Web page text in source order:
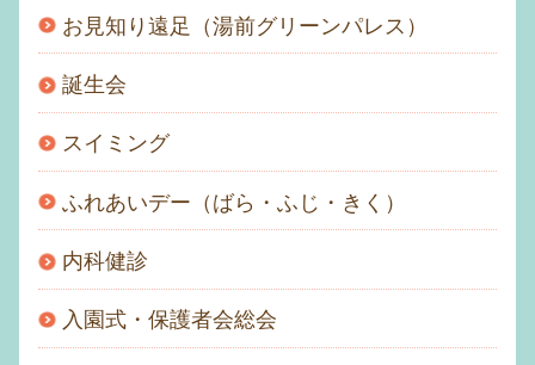
お見知り遠足（湯前グリーンパレス）
誕生会
スイミング
ふれあいデー（ばら・ふじ・きく）
内科健診
入園式・保護者会総会